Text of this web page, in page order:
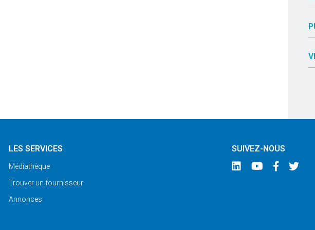
LES SERVICES
Médiathèque
Trouver un fournisseur
Annonces
SUIVEZ-NOUS